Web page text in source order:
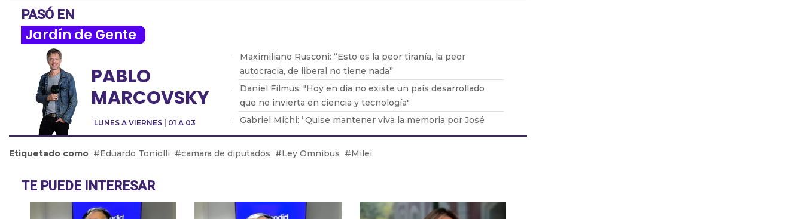
PASÓ EN
Jardín de Gente
LUNES A VIERNES | 01 A 03
PABLO
MARCOVSKY
Maximiliano Rusconi: “Esto es la peor tiranía, la peor
autocracia, de liberal no tiene nada”
Daniel Filmus: "Hoy en día no existe un país desarrollado
que no invierta en ciencia y tecnología"
Gabriel Michi: “Quise mantener viva la memoria por José
Luis”
Fernando Gray: “Hoy el peronismo está acéfalo"
Etiquetado como Eduardo Toniolli camara de diputados Ley Omnibus Milei
TE PUEDE INTERESAR